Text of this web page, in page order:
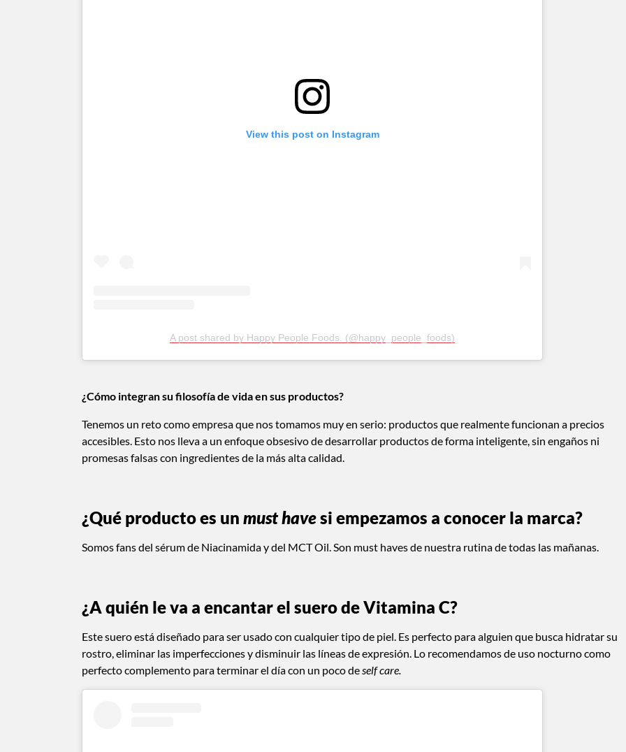
View this post on Instagram
A post shared by Happy People Foods. (@happy_people_foods)
¿Cómo integran su filosofía de vida en sus productos?
Tenemos un reto como empresa que nos tomamos muy en serio: productos que realmente funcionan a precios
accesibles. Esto nos lleva a un enfoque obsesivo de desarrollar productos de forma inteligente, sin engaños ni
promesas falsas con ingredientes de la más alta calidad.
¿Qué producto es un must havesi empezamos a conocer la marca?
Somos fans del sérum de Niacinamida y del MCT Oil. Son must haves de nuestra rutina de todas las mañanas.
¿A quién le va a encantar el suero de Vitamina C?
Este suero está diseñado para ser usado con cualquier tipo de piel. Es perfecto para alguien que busca hidratar su
rostro, eliminar las imperfecciones y disminuir las líneas de expresión. Lo recomendamos de uso nocturno como
perfecto complemento para terminar el día con un poco deself care.